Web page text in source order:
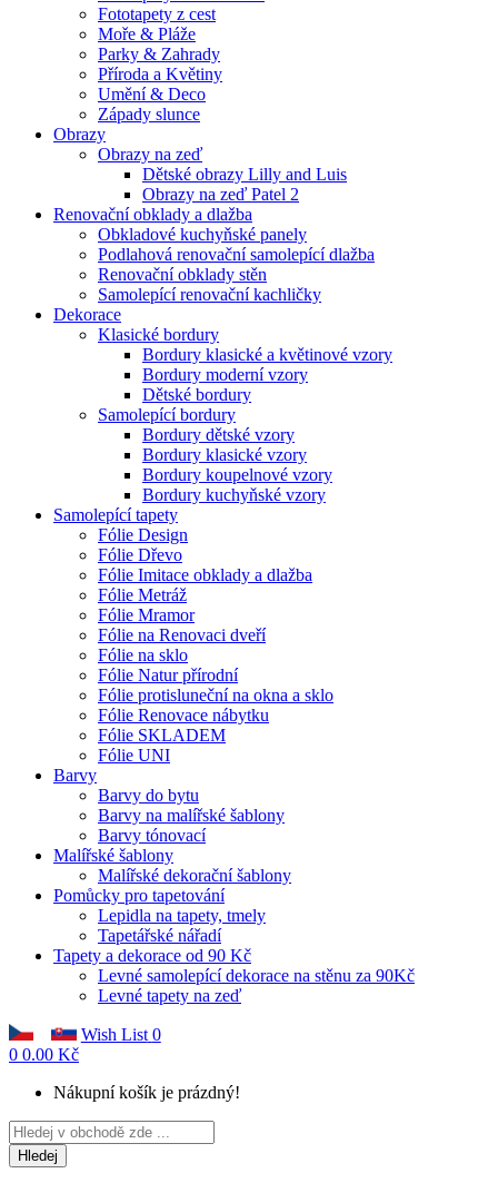
Fototapety z cest
Moře & Pláže
Parky & Zahrady
Příroda a Květiny
Umění & Deco
Západy slunce
Obrazy
Obrazy na zeď
Dětské obrazy Lilly and Luis
Obrazy na zeď Patel 2
Renovační obklady a dlažba
Obkladové kuchyňské panely
Podlahová renovační samolepící dlažba
Renovační obklady stěn
Samolepící renovační kachličky
Dekorace
Klasické bordury
Bordury klasické a květinové vzory
Bordury moderní vzory
Dětské bordury
Samolepící bordury
Bordury dětské vzory
Bordury klasické vzory
Bordury koupelnové vzory
Bordury kuchyňské vzory
Samolepící tapety
Fólie Design
Fólie Dřevo
Fólie Imitace obklady a dlažba
Fólie Metráž
Fólie Mramor
Fólie na Renovaci dveří
Fólie na sklo
Fólie Natur přírodní
Fólie protisluneční na okna a sklo
Fólie Renovace nábytku
Fólie SKLADEM
Fólie UNI
Barvy
Barvy do bytu
Barvy na malířské šablony
Barvy tónovací
Malířské šablony
Malířské dekorační šablony
Pomůcky pro tapetování
Lepidla na tapety, tmely
Tapetářské nářadí
Tapety a dekorace od 90 Kč
Levné samolepící dekorace na stěnu za 90Kč
Levné tapety na zeď
Wish List 0
0 0.00 Kč
Nákupní košík je prázdný!
Hledej